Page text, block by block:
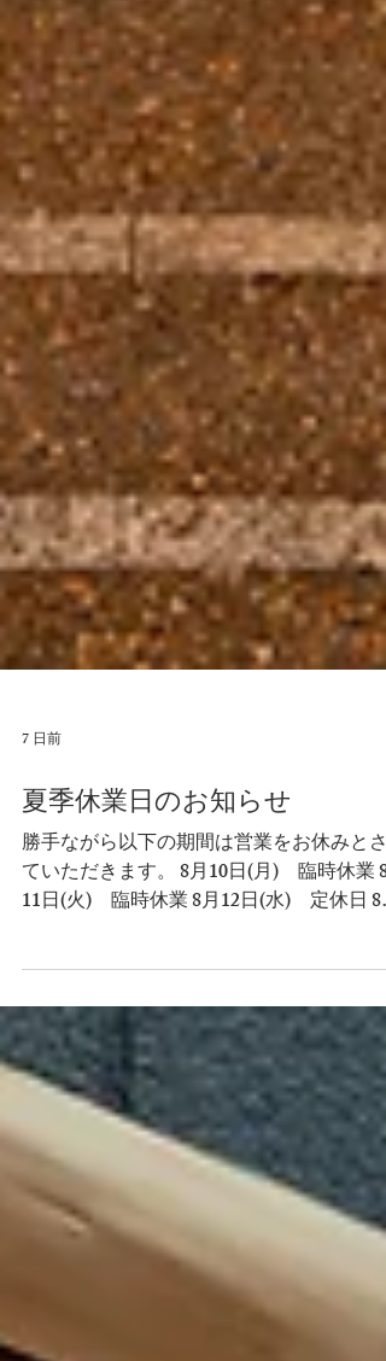
7 日前
ていただきます。 8月10日(月) 臨時休業 8
11日(火) 臨時休業 8月12日(水) 定休日 8月
13日(木) 臨時休業 上記以外は平常通り営業
いたします。